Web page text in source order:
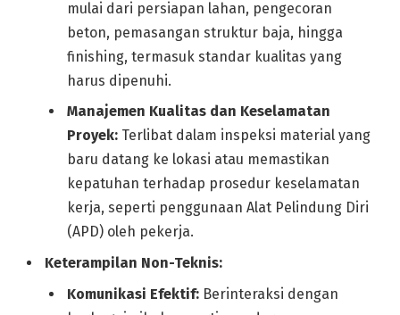
mulai dari persiapan lahan, pengecoran
beton, pemasangan struktur baja, hingga
finishing, termasuk standar kualitas yang
harus dipenuhi.
Manajemen Kualitas dan Keselamatan
Proyek: Terlibat dalam inspeksi material yang
baru datang ke lokasi atau memastikan
kepatuhan terhadap prosedur keselamatan
kerja, seperti penggunaan Alat Pelindung Diri
(APD) oleh pekerja.
Keterampilan Non-Teknis:
Komunikasi Efektif: Berinteraksi dengan